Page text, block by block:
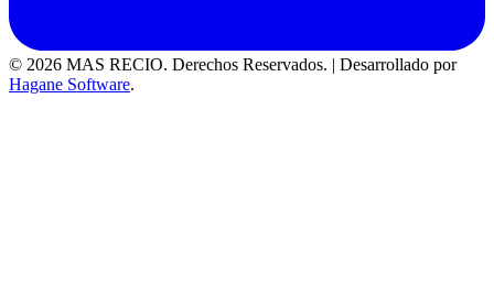
© 2026 MAS RECIO. Derechos Reservados. | Desarrollado por
Hagane Software.